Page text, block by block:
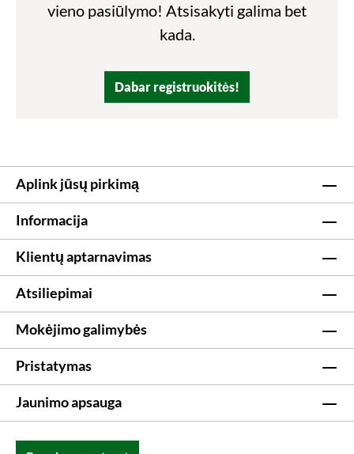
vieno pasiūlymo! Atsisakyti galima bet
kada.
Dabar registruokitės!
Aplink jūsų pirkimą
Informacija
Klientų aptarnavimas
Atsiliepimai
Mokėjimo galimybės
Pristatymas
Jaunimo apsauga